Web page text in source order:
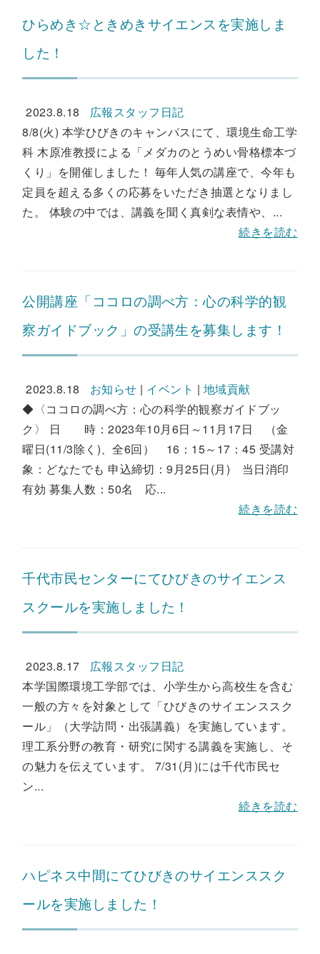
ひらめき☆ときめきサイエンスを実施しま
した！
2023.8.18
広報スタッフ日記
8/8(火) 本学ひびきのキャンパスにて、環境生命工学
科 木原准教授による「メダカのとうめい骨格標本づ
くり」を開催しました！ 毎年人気の講座で、今年も
定員を超える多くの応募をいただき抽選となりまし
た。 体験の中では、講義を聞く真剣な表情や、...
続きを読む
公開講座「ココロの調べ方：心の科学的観
察ガイドブック」の受講生を募集します！
2023.8.18 お知らせ | イベント | 地域貢献
◆〈ココロの調べ方：心の科学的観察ガイドブッ
ク〉 日 時：2023年10月6日～11月17日 （金
曜日(11/3除く)、全6回） 16：15～17：45 受講対
象：どなたでも 申込締切：9月25日(月) 当日消印
有効 募集人数：50名 応...
続きを読む
千代市民センターにてひびきのサイエンス
スクールを実施しました！
2023.8.17
広報スタッフ日記
本学国際環境工学部では、小学生から高校生を含む
一般の方々を対象として「ひびきのサイエンススク
ール」（大学訪問・出張講義）を実施しています。
理工系分野の教育・研究に関する講義を実施し、そ
の魅力を伝えています。 7/31(月)には千代市民セ
ン...
続きを読む
ハピネス中間にてひびきのサイエンススク
ールを実施しました！